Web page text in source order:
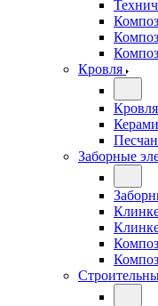
Кровля
Кровля
Заборные